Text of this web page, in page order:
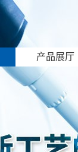
产品展厅